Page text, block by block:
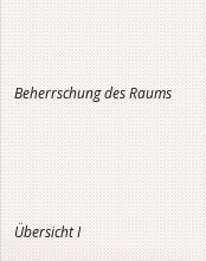
Beherrschung des Raums
Übersicht I